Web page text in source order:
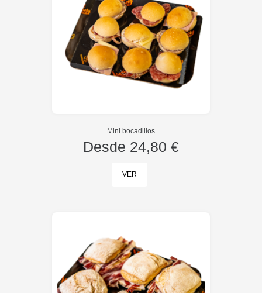
Mini bocadillos
Desde 24,80 €
VER